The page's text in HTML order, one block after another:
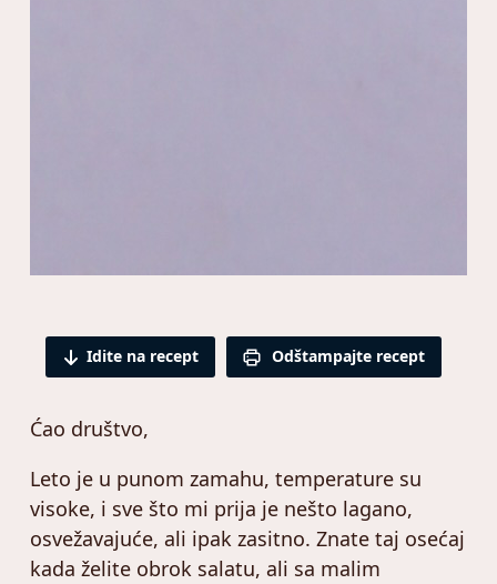
Idite na recept Odštampajte recept
Ćao društvo,
Leto je u punom zamahu, temperature su
visoke, i sve što mi prija je nešto lagano,
osvežavajuće, ali ipak zasitno. Znate taj osećaj
kada želite obrok salatu, ali sa malim